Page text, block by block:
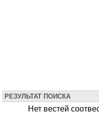
РЕЗУЛЬТАТ ПОИСКА
Нет вестей